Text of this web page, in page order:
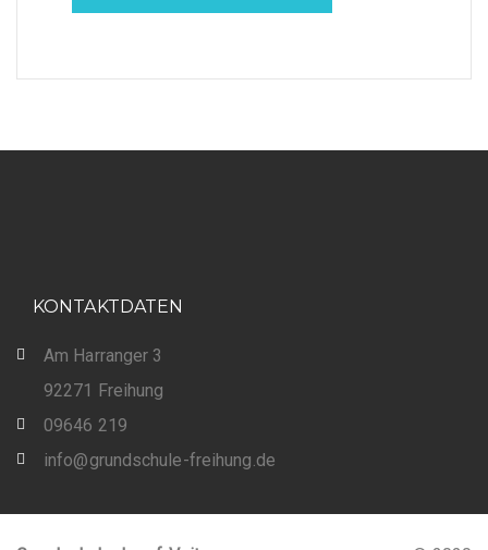
KONTAKTDATEN
Am Harranger 3
92271 Freihung
09646 219
info@grundschule-freihung.de